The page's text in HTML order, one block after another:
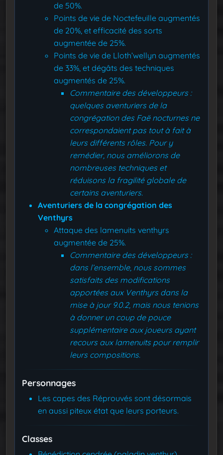
de 50%.
Points de vie de Noctefeuille augmentés
de 20%, et efficacité des sorts
augmentée de 25%.
Points de vie de Lloth’wellyn augmentés
de 33%, et dégâts des techniques
augmentés de 25%.
Commentaire des développeurs :
quelques aventuriers de la
congrégation des Faë nocturnes ne
correspondaient pas tout à fait à
leurs différents rôles. Pour y
remédier, nous améliorons de
nombreuses techniques et
réduisons la fragilité globale de
certains aventuriers.
Aventuriers de la congrégation des
Venthyrs
Attaque des lamenuits venthyrs
augmentée de 25%.
Commentaire des développeurs :
dans l’ensemble, nous sommes
satisfaits des modifications
apportées aux Venthyrs dans la
mise à jour 9.0.2, mais nous tenions
à donner un coup de pouce
supplémentaire aux joueurs ayant
recours aux lamenuits pour remplir
leurs compositions.
Personnages
Les capes des Réprouvés sont désormais
en aussi piteux état que leurs porteurs.
Classes